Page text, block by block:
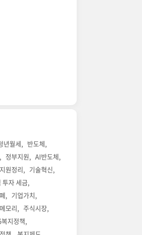
년월세
반도체
정부지원
AI반도체
원정리
기술혁신
투자 세금
기업가치
모리
주식시장
지정책